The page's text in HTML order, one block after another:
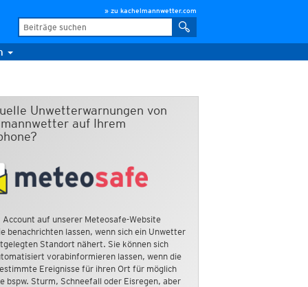
» zu kachelmannwetter.com
Unwetterwarnungen von
auf Ihrem
Account auf unserer Meteosafe-Website
benachrichten lassen, wenn sich ein Unwetter
Standort nähert. Sie können sich
vorabinformieren lassen, wenn die
Ereignisse für ihren Ort für möglich
bspw. Sturm, Schneefall oder Eisregen, aber